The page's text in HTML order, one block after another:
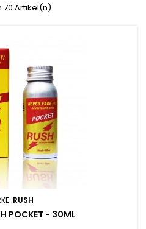
70 Artikel(n)
RUSH
POCKET - 30ML